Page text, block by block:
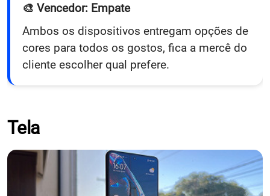
🎨 Vencedor: Empate
Ambos os dispositivos entregam opções de
cores para todos os gostos, fica a mercê do
cliente escolher qual prefere.
Tela